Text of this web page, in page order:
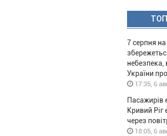
7 серпня
небезпека,
України
17:35, 6
Пасажирів
Кривий
через
18:05, 6